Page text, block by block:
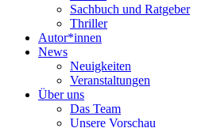
Sachbuch und Ratgeber
Thriller
Autor*innen
News
Neuigkeiten
Veranstaltungen
Über uns
Das Team
Unsere Vorschau